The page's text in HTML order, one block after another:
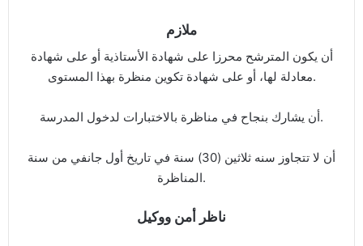
ملازم
أن يكون المترشح محرزا على شهادة الأستاذية أو على شهادة
معادلة لها، أو على شهادة تكوين منظرة بهذا المستوى.
أن يشارك بنجاح في مناظرة بالاختبارات لدخول المدرسة.
أن لا تتجاوز سنه ثلاثين (30) سنة في تاريخ أول جانفي من سنة
المناظرة.
ناظر أمن ووكيل